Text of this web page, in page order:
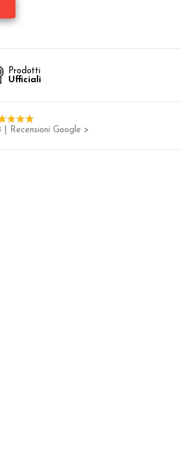
Prodotti
Ufficiali
| Recensioni Google >